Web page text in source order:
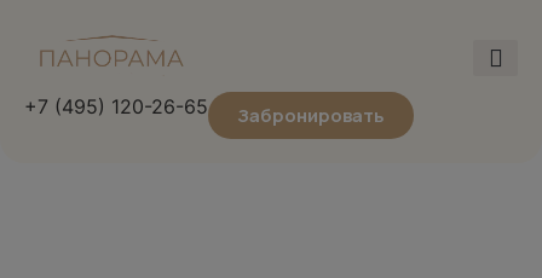
+7 (495) 120-26-65 Забронировать